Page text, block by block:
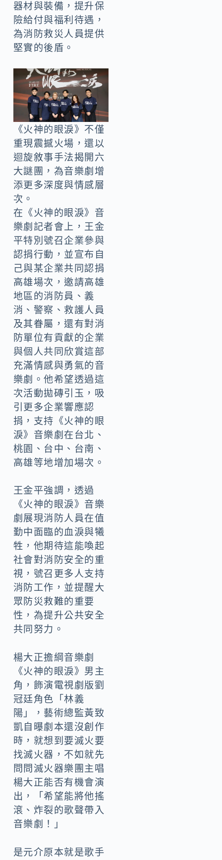
器材與裝備，提升保
險給付與福利待遇，
為消防救災人員提供
堅實的後盾。
《火神的眼淚》不僅
重現震撼火場，還以
迴旋敘事手法揭開六
大謎團，為音樂劇增
添更多深度與情感層
次。
在《火神的眼淚》音
樂劇記者會上，王金
平特別號召企業參與
認捐行動，並宣布自
己與某企業共同認捐
高雄場次，邀請高雄
地區的消防員、義
消、警察、救護人員
及其眷屬，還有對消
防單位有貢獻的企業
與個人共同欣賞這部
充滿情感與勇氣的音
樂劇。他希望透過這
次活動拋磚引玉，吸
引更多企業響應認
捐，支持《火神的眼
淚》音樂劇在台北、
桃園、台中、台南、
高雄等地增加場次。
王金平強調，透過
《火神的眼淚》音樂
劇展現消防人員在值
勤中面臨的血淚與犧
牲，他期待這能喚起
社會對消防安全的重
視，號召更多人支持
消防工作，並提醒大
眾防災救難的重要
性，為提升公共安全
共同努力。
楊大正擔綱音樂劇
《火神的眼淚》男主
角，飾演電視劇版劉
冠廷角色「林義
陽」，藝術總監黃致
凱自曝劇本還沒創作
時，就想到要滅火要
找滅火器，不如就先
問問滅火器樂團主唱
楊大正能否有機會演
出，「希望能將他搖
滾、炸裂的歌聲帶入
音樂劇！」
是元介原本就是歌手